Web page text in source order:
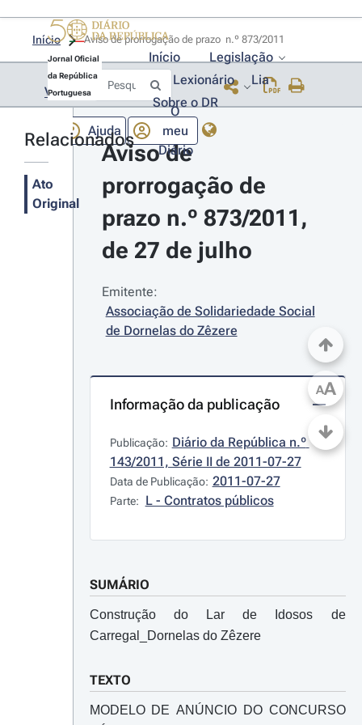
Jornal Oficial
da República
Portuguesa
Início
Legislação
Lexionário
Lia
Sobre o DR
Ajuda
O
meu
Diário
Início
Voltar
Relacionados
Ato
Original
Aviso de
prorrogação de
prazo n.º 873/2011,
de 27 de julho
Emitente:
Associação de Solidariedade Social
de Dornelas do Zêzere
Informação da publicação
Publicação: Diário da República n.º
143/2011, Série II de 2011-07-27
Data de Publicação: 2011-07-27
Parte: L - Contratos públicos
SUMÁRIO
Construção do Lar de Idosos de
Carregal_Dornelas do Zêzere
TEXTO
MODELO DE ANÚNCIO DO CONCURSO
AA